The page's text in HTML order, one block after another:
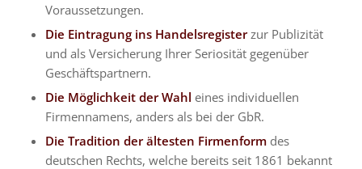
Voraussetzungen.
Die Eintragung ins Handelsregisterzur Publizität
und als Versicherung Ihrer Seriosität gegenüber
Geschäftspartnern.
Die Möglichkeit der Wahl eines individuellen
Firmennamens, anders als bei der GbR.
Die Tradition der ältesten Firmenformdes
deutschen Rechts, welche bereits seit 1861 bekannt